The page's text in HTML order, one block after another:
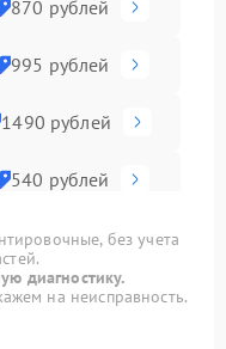
870 рублей
995 рублей
1490 рублей
540 рублей
2990 рублей
1890 рублей
без учета
диагностику.
на неисправность.